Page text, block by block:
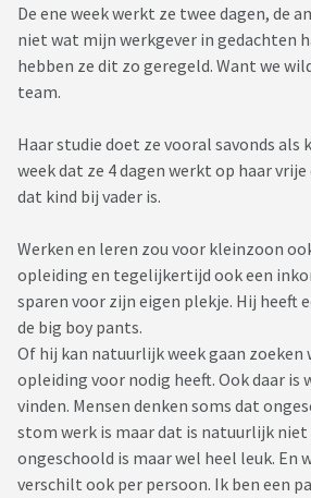
De ene week werkt ze twee dagen, de
niet wat mijn werkgever in gedachten
hebben ze dit zo geregeld. Want we
team.
Haar studie doet ze vooral savonds als
week dat ze 4 dagen werkt op haar vrije
dat kind bij vader is.
Werken en leren zou voor kleinzoon
opleiding en tegelijkertijd ook een
sparen voor zijn eigen plekje. Hij heeft
de big boy pants.
Of hij kan natuurlijk week gaan zoeken
opleiding voor nodig heeft. Ook daar is
vinden. Mensen denken soms dat
stom werk is maar dat is natuurlijk niet
ongeschoold is maar wel heel leuk. En
verschilt ook per persoon. Ik ben een